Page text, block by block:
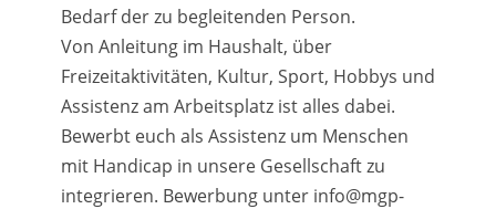
Bedarf der zu begleitenden Person.
Von Anleitung im Haushalt, über
Freizeitaktivitäten, Kultur, Sport, Hobbys und
Assistenz am Arbeitsplatz ist alles dabei.
Bewerbt euch als Assistenz um Menschen
mit Handicap in unsere Gesellschaft zu
integrieren. Bewerbung unter info@mgp-